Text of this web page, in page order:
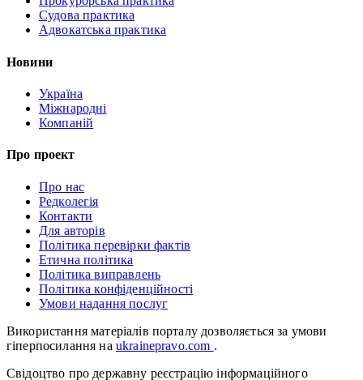
Судова практика
Адвокатська практика
Новини
Україна
Міжнародні
Компаній
Про проект
Про нас
Редколегія
Контакти
Для авторів
Політика перевірки фактів
Етична політика
Політика виправлень
Політика конфіденційності
Умови надання послуг
Використання матеріалів порталу дозволяється за умови
гіперпосилання на ukrainepravo.com .
Свідоцтво про державну реєстрацію інформаційного